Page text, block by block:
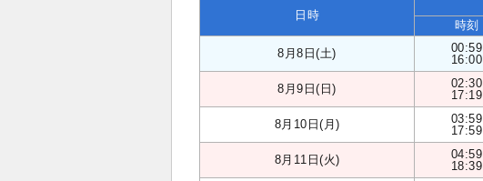
日時
時刻
8月8日(土)
00:59
16:00
8月9日(日)
02:30
17:19
8月10日(月)
03:59
17:59
8月11日(火)
04:59
18:39